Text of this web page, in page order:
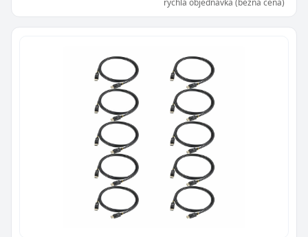
rychlá objednávka (běžná cena)